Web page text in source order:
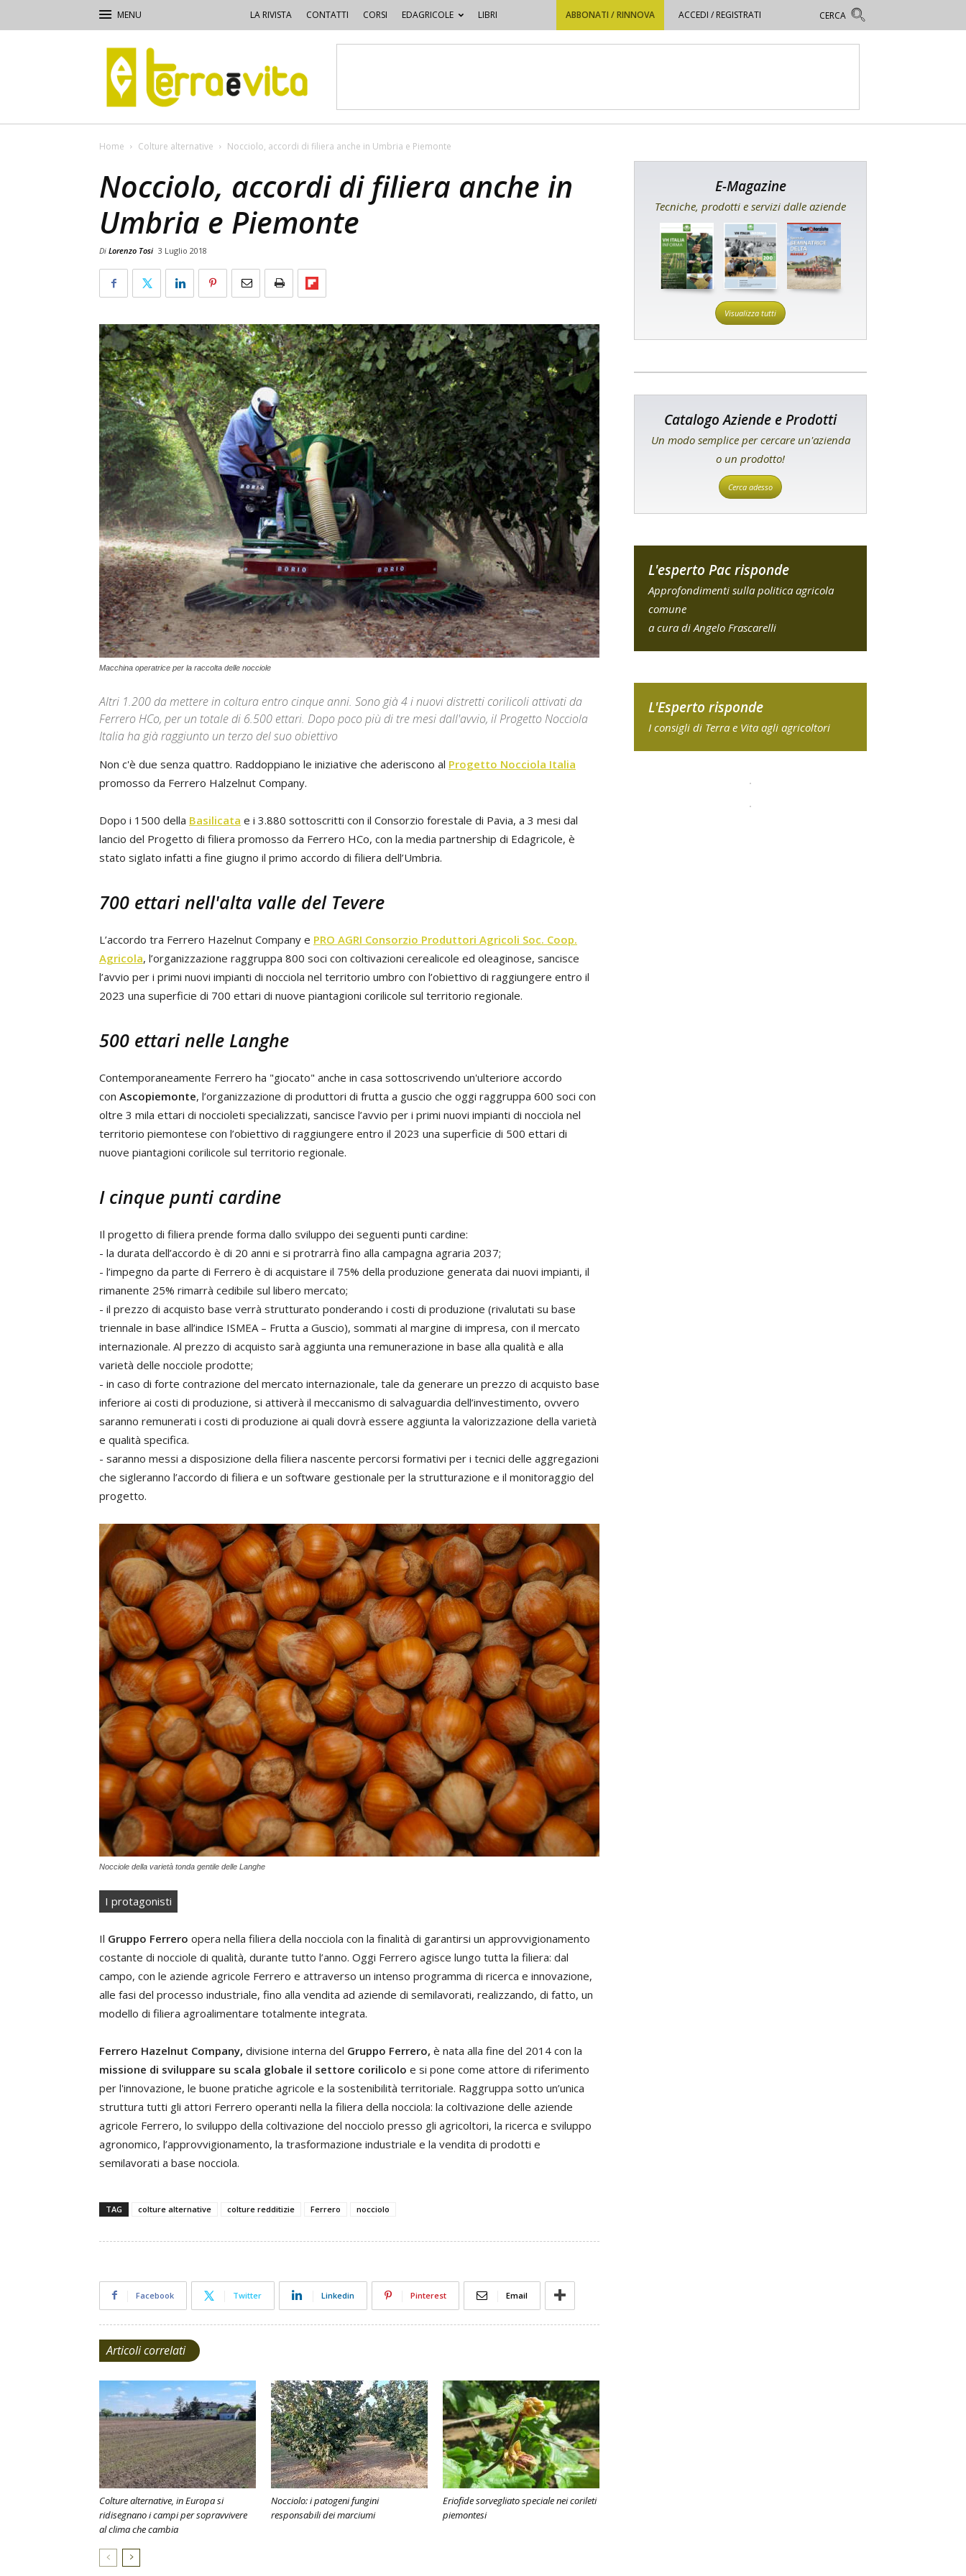
LA RIVISTA CONTATTI CORSI EDAGRICOLE LIBRI ABBONATI / RINNOVA ACCEDI / REGISTRATI
Terra
e
Vita
Home Colture alternative Nocciolo, accordi di filiera anche in Umbria e Piemonte
Nocciolo, accordi di filiera anche in
Umbria e Piemonte
Di Lorenzo Tosi 3 Luglio 2018
Macchina operatrice per la raccolta delle nocciole
Altri 1.200 da mettere in coltura entro cinque anni. Sono già 4 i nuovi distretti corilicoli attivati da
Ferrero HCo, per un totale di 6.500 ettari. Dopo poco più di tre mesi dall'avvio, il Progetto Nocciola
Italia ha già raggiunto un terzo del suo obiettivo
Non c'è due senza quattro. Raddoppiano le iniziative che aderiscono al Progetto Nocciola Italia
promosso da Ferrero Halzelnut Company.
Dopo i 1500 della Basilicata e i 3.880 sottoscritti con il Consorzio forestale di Pavia, a 3 mesi dal
lancio del Progetto di filiera promosso da Ferrero HCo, con la media partnership di Edagricole, è
stato siglato infatti a fine giugno il primo accordo di filiera dell’Umbria.
700 ettari nell'alta valle del Tevere
L’accordo tra Ferrero Hazelnut Company e PRO AGRI Consorzio Produttori Agricoli Soc. Coop.
Agricola, l’organizzazione raggruppa 800 soci con coltivazioni cerealicole ed oleaginose, sancisce
l’avvio per i primi nuovi impianti di nocciola nel territorio umbro con l’obiettivo di raggiungere entro il
2023 una superficie di 700 ettari di nuove piantagioni corilicole sul territorio regionale.
500 ettari nelle Langhe
Contemporaneamente Ferrero ha "giocato" anche in casa sottoscrivendo un'ulteriore accordo
con Ascopiemonte, l’organizzazione di produttori di frutta a guscio che oggi raggruppa 600 soci con
oltre 3 mila ettari di noccioleti specializzati, sancisce l’avvio per i primi nuovi impianti di nocciola nel
territorio piemontese con l’obiettivo di raggiungere entro il 2023 una superficie di 500 ettari di
nuove piantagioni corilicole sul territorio regionale.
I cinque punti cardine
Il progetto di filiera prende forma dallo sviluppo dei seguenti punti cardine:
- la durata dell’accordo è di 20 anni e si protrarrà fino alla campagna agraria 2037;
- l’impegno da parte di Ferrero è di acquistare il 75% della produzione generata dai nuovi impianti, il
rimanente 25% rimarrà cedibile sul libero mercato;
- il prezzo di acquisto base verrà strutturato ponderando i costi di produzione (rivalutati su base
triennale in base all’indice ISMEA – Frutta a Guscio), sommati al margine di impresa, con il mercato
internazionale. Al prezzo di acquisto sarà aggiunta una remunerazione in base alla qualità e alla
varietà delle nocciole prodotte;
- in caso di forte contrazione del mercato internazionale, tale da generare un prezzo di acquisto base
inferiore ai costi di produzione, si attiverà il meccanismo di salvaguardia dell’investimento, ovvero
saranno remunerati i costi di produzione ai quali dovrà essere aggiunta la valorizzazione della varietà
e qualità specifica.
- saranno messi a disposizione della filiera nascente percorsi formativi per i tecnici delle aggregazioni
che sigleranno l’accordo di filiera e un software gestionale per la strutturazione e il monitoraggio del
progetto.
Nocciole della varietà tonda gentile delle Langhe
I protagonisti
Il Gruppo Ferrero opera nella filiera della nocciola con la finalità di garantirsi un approvvigionamento
costante di nocciole di qualità, durante tutto l’anno. Oggi Ferrero agisce lungo tutta la filiera: dal
campo, con le aziende agricole Ferrero e attraverso un intenso programma di ricerca e innovazione,
alle fasi del processo industriale, fino alla vendita ad aziende di semilavorati, realizzando, di fatto, un
modello di filiera agroalimentare totalmente integrata.
Ferrero Hazelnut Company, divisione interna del Gruppo Ferrero, è nata alla fine del 2014 con la
missione di sviluppare su scala globale il settore corilicolo e si pone come attore di riferimento
per l'innovazione, le buone pratiche agricole e la sostenibilità territoriale. Raggruppa sotto un’unica
struttura tutti gli attori Ferrero operanti nella la filiera della nocciola: la coltivazione delle aziende
agricole Ferrero, lo sviluppo della coltivazione del nocciolo presso gli agricoltori, la ricerca e sviluppo
agronomico, l’approvvigionamento, la trasformazione industriale e la vendita di prodotti e
semilavorati a base nocciola.
TAG colture alternative colture redditizie Ferrero nocciolo
Facebook Twitter Linkedin Pinterest Email
Articoli correlati
Colture alternative, in Europa si
ridisegnano i campi per sopravvivere
al clima che cambia
Nocciolo: i patogeni fungini
responsabili dei marciumi
Eriofide sorvegliato speciale nei corileti
piemontesi
E-Magazine
Tecniche, prodotti e servizi dalle aziende
Visualizza tutti
Catalogo Aziende e Prodotti
Un modo semplice per cercare un'azienda
o un prodotto!
Cerca adesso
L'esperto Pac risponde
Approfondimenti sulla politica agricola
comune
a cura di Angelo Frascarelli
L'Esperto risponde
I consigli di Terra e Vita agli agricoltori